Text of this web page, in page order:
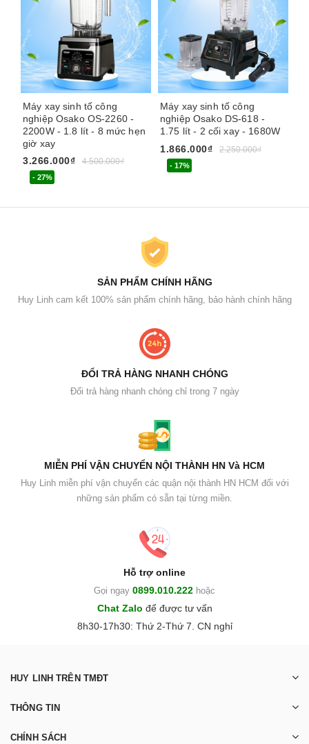
Máy xay sinh tố công
nghiệp Osako OS-2260 -
2200W - 1.8 lít - 8 mức hẹn
giờ xay
3.266.000₫
4.500.000₫
- 27%
Máy xay sinh tố công
nghiệp Osako DS-618 -
1.75 lít - 2 cối xay - 1680W
1.866.000₫
2.250.000₫
- 17%
SẢN PHẨM CHÍNH HÃNG
Huy Linh cam kết 100% sản phẩm chính hãng, bảo hành chính hãng
ĐỔI TRẢ HÀNG NHANH CHÓNG
Đổi trả hàng nhanh chóng chỉ trong 7 ngày
MIỄN PHÍ VẬN CHUYỂN NỘI THÀNH HN Và HCM
Huy Linh miễn phí vận chuyển các quận nội thành HN HCM đối với
những sản phẩm có sẵn tại từng miền.
Hỗ trợ online
Gọi ngay 0899.010.222 hoặc
Chat Zalo để được tư vấn
8h30-17h30: Thứ 2-Thứ 7. CN nghỉ
HUY LINH TRÊN TMĐT
THÔNG TIN
CHÍNH SÁCH